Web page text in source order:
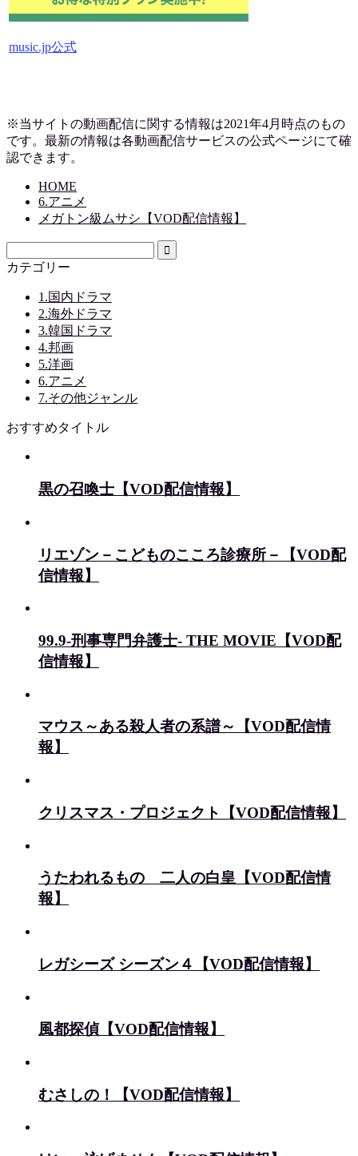
music.jp公式
※当サイトの動画配信に関する情報は2021年4月時点のもの
です。最新の情報は各動画配信サービスの公式ページにて確
認できます。
HOME
6.アニメ
メガトン級ムサシ【VOD配信情報】
カテゴリー
1.国内ドラマ
2.海外ドラマ
3.韓国ドラマ
4.邦画
5.洋画
6.アニメ
7.その他ジャンル
おすすめタイトル
黒の召喚士【VOD配信情報】
リエゾン－こどものこころ診療所－【VOD配
信情報】
99.9-刑事専門弁護士- THE MOVIE【VOD配
信情報】
マウス～ある殺人者の系譜～【VOD配信情
報】
クリスマス・プロジェクト【VOD配信情報】
うたわれるもの 二人の白皇【VOD配信情
報】
レガシーズ シーズン４【VOD配信情報】
風都探偵【VOD配信情報】
むさしの！【VOD配信情報】